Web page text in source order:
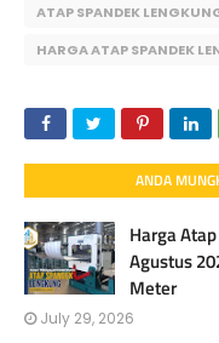
ATAP SPANDEK
HARGA ATAP SPANDEK
ANDA
Harga
Agustus
Meter
July 29, 2026